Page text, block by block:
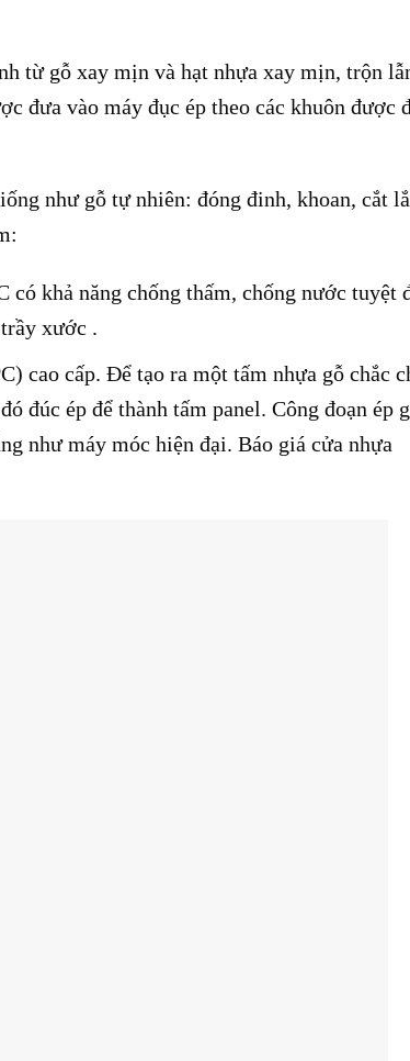
từ gỗ xay mịn và hạt nhựa xay mịn, trộn
đưa vào máy đục ép theo các khuôn được
như gỗ tự nhiên: đóng đinh, khoan, cắt
khả năng chống thấm, chống nước tuyệt
xước .
cao cấp. Để tạo ra một tấm nhựa gỗ chắc
đúc ép để thành tấm panel. Công đoạn ép
như máy móc hiện đại. Báo giá cửa nhựa